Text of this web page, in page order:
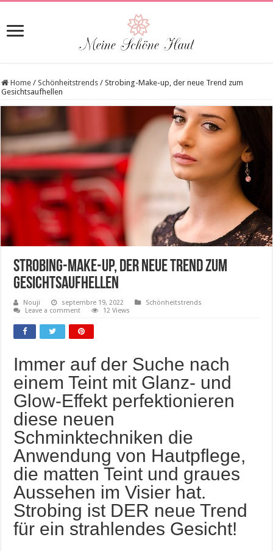
Home / Schönheitstrends / Strobing-Make-up, der neue Trend zum
Gesichtsaufhellen
Strobing-Make-up, der neue Trend zum
Gesichtsaufhellen
Nouji septembre 19, 2022
Schönheitstrends
Leave a comment
12 Views
Immer auf der Suche nach
einem Teint mit Glanz- und
Glow-Effekt perfektionieren
diese neuen
Schminktechniken die
Anwendung von Hautpflege,
die matten Teint und graues
Aussehen im Visier hat.
Strobing ist DER neue Trend
für ein strahlendes Gesicht!